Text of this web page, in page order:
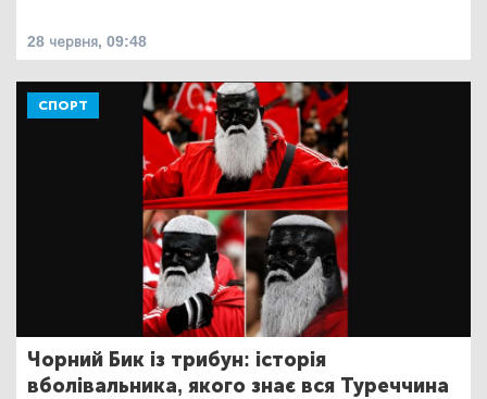
28 червня, 09:48
СПОРТ
Чорний Бик із трибун: історія
вболівальника, якого знає вся Туреччина